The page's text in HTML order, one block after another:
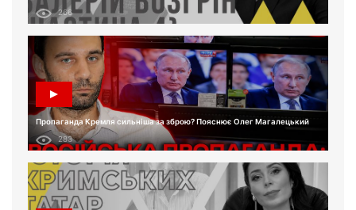
266
Пропаганда Кремля сильніша за зброю? Пояснює Олег Магалецький
283